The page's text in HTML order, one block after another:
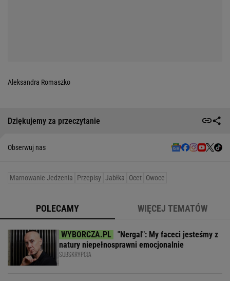
Aleksandra Romaszko
Dziękujemy za przeczytanie
Obserwuj nas
Marnowanie Jedzenia Przepisy Jabłka Ocet Owoce
POLECAMY WIĘCEJ TEMATÓW
"Nergal": My faceci jesteśmy z
natury niepełnosprawni emocjonalnie
SUBSKRYPCJA